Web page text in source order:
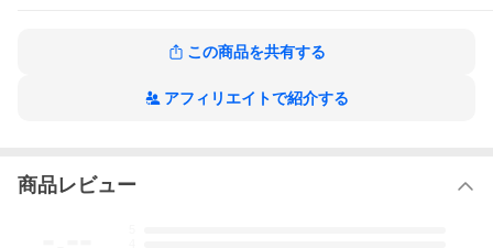
この商品を共有する
アフィリエイトで紹介する
商品レビュー